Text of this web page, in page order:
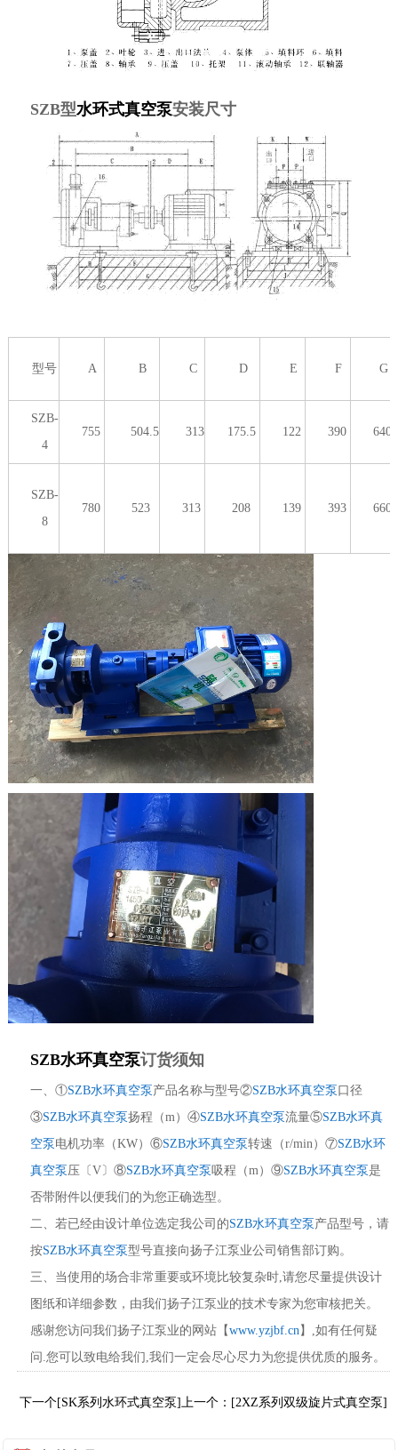
SZB型水环式真空泵安装尺寸
型号 A B C D E F G
SZB-
4
755 504.5 313 175.5 122 390 640
SZB-
8
780 523 313 208 139 393 660
SZB水环真空泵订货须知
一、①SZB水环真空泵产品名称与型号②SZB水环真空泵口径
③SZB水环真空泵扬程（m）④SZB水环真空泵流量⑤SZB水环真
空泵电机功率（KW）⑥SZB水环真空泵转速（r/min）⑦SZB水环
真空泵压〔V〕⑧SZB水环真空泵吸程（m）⑨SZB水环真空泵是
否带附件以便我们的为您正确选型。
二、若已经由设计单位选定我公司的SZB水环真空泵产品型号，请
按SZB水环真空泵型号直接向扬子江泵业公司销售部订购。
三、当使用的场合非常重要或环境比较复杂时,请您尽量提供设计
图纸和详细参数，由我们扬子江泵业的技术专家为您审核把关。
感谢您访问我们扬子江泵业的网站【www.yzjbf.cn 】,如有任何疑
问.您可以致电给我们,我们一定会尽心尽力为您提供优质的服务。
下一个[SK系列水环式真空泵] 上一个：[2XZ系列双级旋片式真空泵]